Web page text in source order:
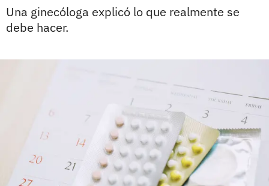
Una ginecóloga explicó lo que realmente se
debe hacer.